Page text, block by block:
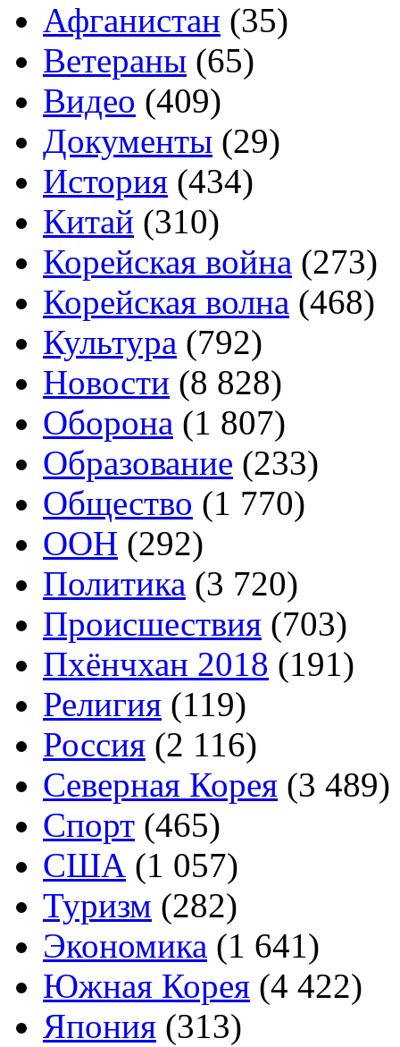
Афганистан (35)
Ветераны (65)
Видео (409)
Документы (29)
История (434)
Китай (310)
Корейская война (273)
Корейская волна (468)
Культура (792)
Новости (8 828)
Оборона (1 807)
Образование (233)
Общество (1 770)
ООН (292)
Политика (3 720)
Происшествия (703)
Пхёнчхан 2018 (191)
Религия (119)
Россия (2 116)
Северная Корея (3 489)
Спорт (465)
США (1 057)
Туризм (282)
Экономика (1 641)
Южная Корея (4 422)
Япония (313)